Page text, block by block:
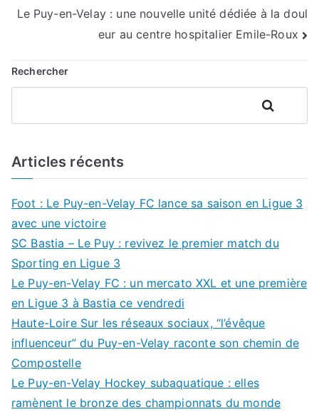
de
l’article
Le Puy-en-Velay : une nouvelle unité dédiée à la doul
eur au centre hospitalier Emile-Roux
Rechercher
Rechercher
Articles récents
Foot : Le Puy-en-Velay FC lance sa saison en Ligue 3
avec une victoire
SC Bastia – Le Puy : revivez le premier match du
Sporting en Ligue 3
Le Puy-en-Velay FC : un mercato XXL et une première
en Ligue 3 à Bastia ce vendredi
Haute-Loire Sur les réseaux sociaux, “l’évêque
influenceur” du Puy-en-Velay raconte son chemin de
Compostelle
Le Puy-en-Velay Hockey subaquatique : elles
ramènent le bronze des championnats du monde